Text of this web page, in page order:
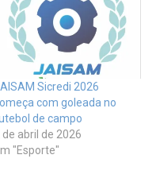
Sicredi 2026
com goleada no
de campo
de abril de 2026
"Esporte"